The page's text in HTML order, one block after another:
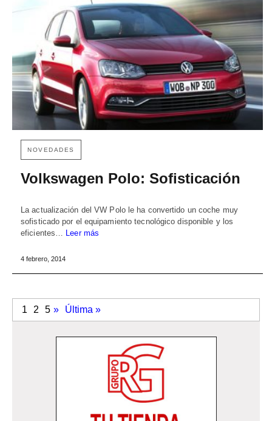
NOVEDADES
Volkswagen Polo: Sofisticación
La actualización del VW Polo le ha convertido un coche muy
sofisticado por el equipamiento tecnológico disponible y los
eficientes… Leer más
4 febrero, 2014
1 2 5 » Última »